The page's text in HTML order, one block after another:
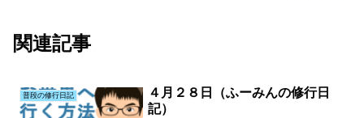
関連記事
普段の修行日記
４月２８日（ふーみんの修行日
記）